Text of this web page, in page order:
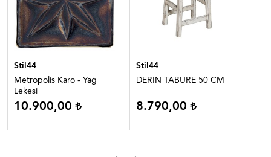
Stil44
Metropolis Karo - Yağ
Lekesi
10.900,00
Stil44
DERİN TABURE 50 CM
8.790,00